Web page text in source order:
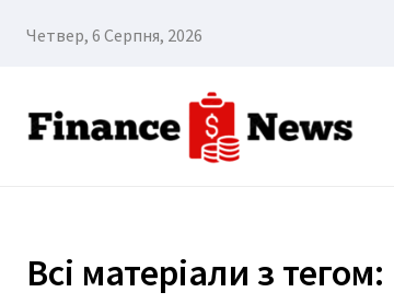
Четвер, 6 Серпня, 2026
Всі матеріали з тегом: